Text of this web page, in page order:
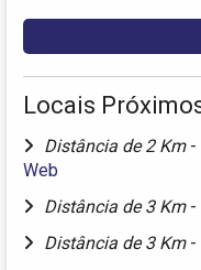
Locais
Distância de 2 Km -
Web
Distância de 3 Km -
Distância de 3 Km -